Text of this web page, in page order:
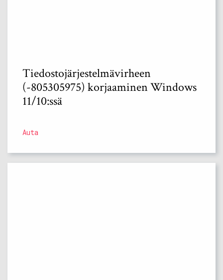
Tiedostojärjestelmävirheen
(-805305975) korjaaminen Windows
11/10:ssä
Auta